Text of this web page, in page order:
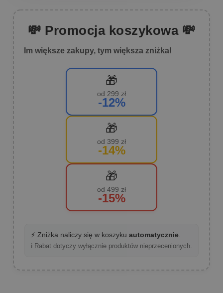
💸 Promocja koszykowa 💸
Im większe zakupy, tym większa zniżka!
🎁
od 299 zł
-12%
🎁
od 399 zł
-14%
🎁
od 499 zł
-15%
⚡ Zniżka naliczy się w koszyku automatycznie
ℹ️ Rabat dotyczy wyłącznie produktów nieprzecenionych.